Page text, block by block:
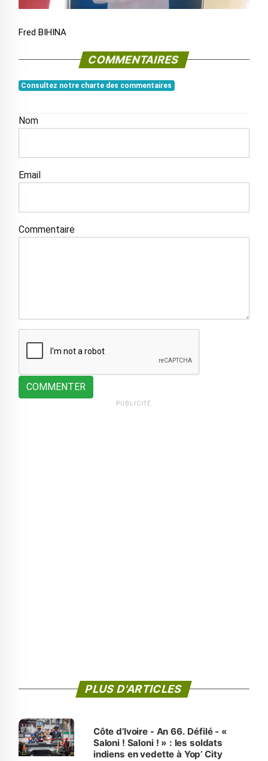
Fred BIHINA
COMMENTAIRES
Consultez notre charte des commentaires
Nom
Email
Commentaire
COMMENTER
PUBLICITÉ
PLUS D'ARTICLES
Côte d’Ivoire - An 66. Défilé - «
Saloni ! Saloni ! » : les soldats
indiens en vedette à Yop’ City